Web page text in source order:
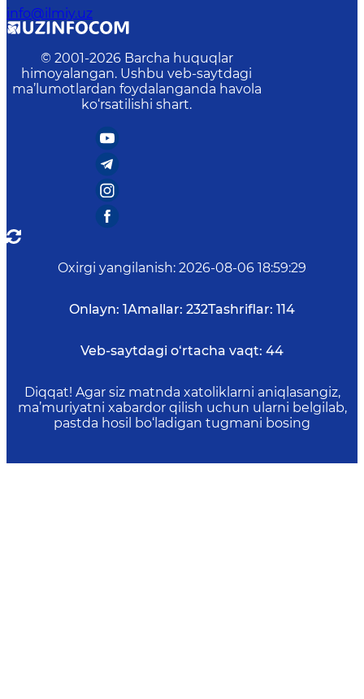
info@ilmiy.uz
© 2001-2026 Barcha huquqlar
himoyalangan. Ushbu veb-saytdagi
ma’lumotlardan foydalanganda havola
ko‘rsatilishi shart.
Oxirgi yangilanish: 2026-08-06 18:59:29
Onlayn: 1Amallar: 232Tashriflar: 114
Veb-saytdagi o‘rtacha vaqt: 44
Diqqat! Agar siz matnda xatoliklarni aniqlasangiz,
ma’muriyatni xabardor qilish uchun ularni belgilab,
pastda hosil bo‘ladigan tugmani bosing